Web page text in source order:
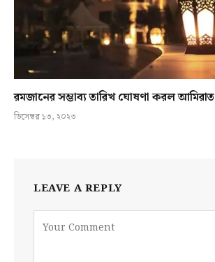
রমজানের সম্ভাব্য তারিখ ঘোষণা করল আমিরাত
ডিসেম্বর ১৩, ২০২৩
LEAVE A REPLY